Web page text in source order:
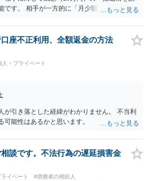
です。 相手が一方的に「月少額ずつ返す」と
初の返済期日も過ぎているため、一括返済を
具体的には、以下の手順で進めるのが効果的
求の通知：PayPayのメッセージ等で「分割
ため、残額の一括払いを求める」旨を明確に
住所の確認：応じない場合に法的手段（少額
相手の身元が必要です。分からない場合は、
進めてください。 相手が購入した高額商品
まえ、応じない場合は法的措置を辞さない姿
的かと思います。
座不正利用、全額返金の方法
人・プライベート
が引き落とした経緯がわかりません。 不当利
可能性はあるかと思います。
談です。不法行為の遅延損害金
イベート #債務者の相続人